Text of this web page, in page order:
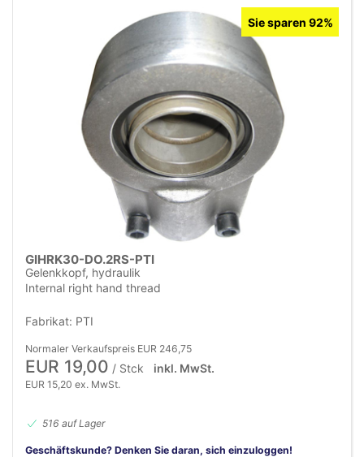
Sie sparen 92%
GIHRK30-DO.2RS-PTI
Gelenkkopf, hydraulik
Internal right hand thread
Fabrikat: PTI
Normaler Verkaufspreis EUR 246,75
EUR 19,00 / Stck inkl. MwSt.
EUR 15,20 ex. MwSt.
516 auf Lager
Geschäftskunde? Denken Sie daran, sich einzuloggen!